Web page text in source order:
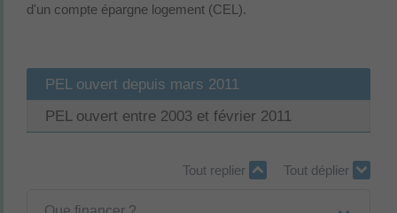
d'un compte épargne logement (CEL).
PEL ouvert depuis mars 2011
PEL ouvert entre 2003 et février 2011
Tout replier Tout déplier